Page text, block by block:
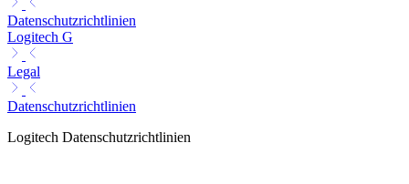
Datenschutzrichtlinien
Logitech G
Legal
Datenschutzrichtlinien
Logitech Datenschutzrichtlinien